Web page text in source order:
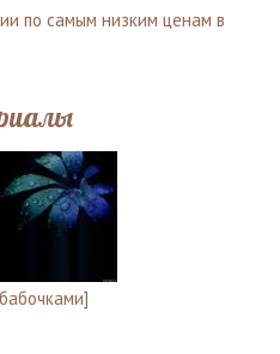
по самым низким ценам в
]